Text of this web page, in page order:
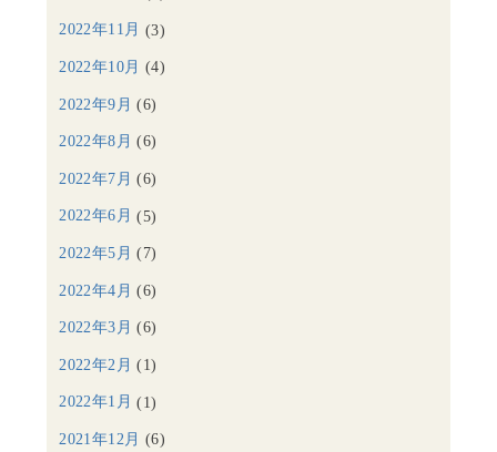
2022年11月 (3)
2022年10月 (4)
2022年9月 (6)
2022年8月 (6)
2022年7月 (6)
2022年6月 (5)
2022年5月 (7)
2022年4月 (6)
2022年3月 (6)
2022年2月 (1)
2022年1月 (1)
2021年12月 (6)